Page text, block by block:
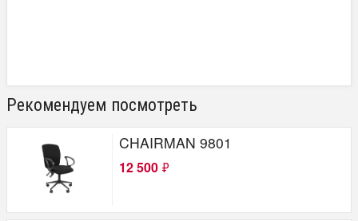
Рекомендуем посмотреть
CHAIRMAN 9801
12 500 ₽